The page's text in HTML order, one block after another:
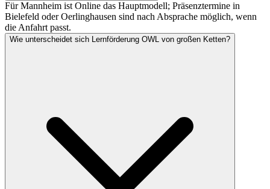
Für Mannheim ist Online das Hauptmodell; Präsenztermine in
Bielefeld oder Oerlinghausen sind nach Absprache möglich, wenn
die Anfahrt passt.
Wie unterscheidet sich Lernförderung OWL von großen Ketten?